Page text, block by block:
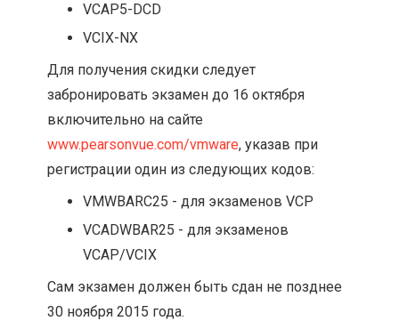
VCAP5-DCD
VCIX-NX
Для получения скидки следует
забронировать экзамен до 16 октября
включительно на сайте
www.pearsonvue.com/vmware, указав при
регистрации один из следующих кодов:
VMWBARC25 - для экзаменов VCP
VCADWBAR25 - для экзаменов
VCAP/VCIX
Сам экзамен должен быть сдан не позднее
30 ноября 2015 года.